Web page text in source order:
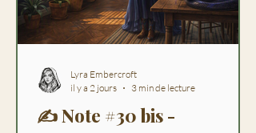
✍️ Note #30 bis -
Lyra Embercroft
il y a 2 jours
3 min de lecture